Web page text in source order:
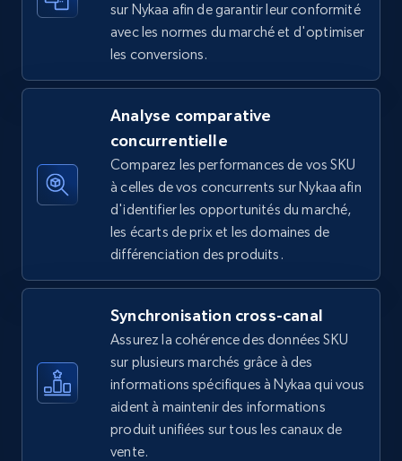
Seller id, URL, Seller name, Description, Detailed
info, Stars, Feedbacks, Return policy, and more.
2.5K+ 378+ Commencer
eBay
URL, Product id, Title, Seller name, Seller rating,
Seller reviews, Breadcrumbs, Root category, and
2.5K+ 359+ Commencer
eBay - Gather data on products using
specified keywords
URL, Product id, Title, Seller name, Seller rating,
Seller reviews, Breadcrumbs, Root category, and
sur Nykaa afin de garantir leur conformité
avec les normes du marché et d'optimiser
les conversions.
Analyse comparative
concurrentielle
Comparez les performances de vos SKU
à celles de vos concurrents sur Nykaa afin
d'identifier les opportunités du marché,
les écarts de prix et les domaines de
différenciation des produits.
Synchronisation cross-canal
Assurez la cohérence des données SKU
sur plusieurs marchés grâce à des
informations spécifiques à Nykaa qui vous
aident à maintenir des informations
produit unifiées sur tous les canaux de
vente.